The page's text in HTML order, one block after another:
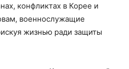
конфликтах в Корее и
военнослужащие
жизнью ради защиты